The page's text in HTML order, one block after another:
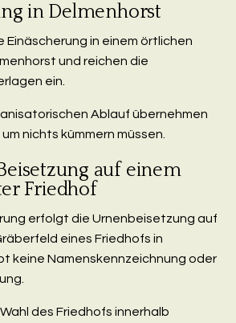
in Delmenhorst
Einäscherung in einem örtlichen
und reichen die
ein.
Ablauf übernehmen
nichts kümmern müssen.
auf einem
Friedhof
erfolgt die Urnenbeisetzung auf
eines Friedhofs in
keine Namenskennzeichnung oder
des Friedhofs innerhalb